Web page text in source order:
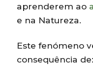
aprenderem ao
e na Natureza.
Este fenómeno
consequência de: